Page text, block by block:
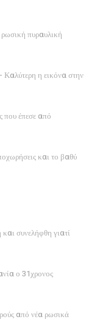
πυραυλική
Καλύτερη η εικόνα στην
που έπεσε από
και το βαθύ
συνελήφθη γιατί
ο 31χρονος
από νέα ρωσικά